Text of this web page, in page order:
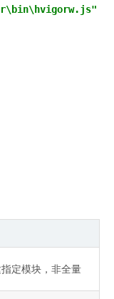
指定模块，非全量